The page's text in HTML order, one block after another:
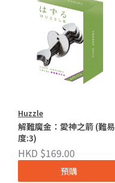
Huzzle
解難魔金：愛神之箭 (難易
度:3)
HKD $169.00
預購